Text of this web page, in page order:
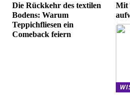
Die Rückkehr des textilen
Bodens: Warum
Teppichfliesen ein
Comeback feiern
Mit